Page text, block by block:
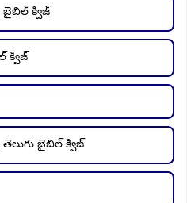
బైబిల్ క్విజ్
క్విజ్
బైబిల్ క్విజ్